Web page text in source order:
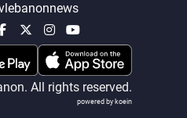
All rights reserved.
powered by koein